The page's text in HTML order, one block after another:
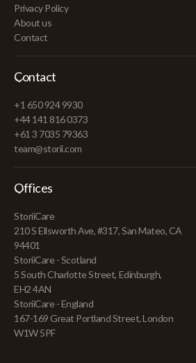
Privacy Policy
About us
Contact
Contact
+1 650 924 9930
+44 141 816 0373
+61 3 7035 79363
team@storii.com
Offices
StoriiCare
210 S Ellsworth Ave, #317, San Mateo, CA
94401
StoriiCare - Scotland
5 South Charlotte Street, Edinburgh,
EH2 4AN
StoriiCare - England
167-169 Great Portland Street, London
W1W 5PF